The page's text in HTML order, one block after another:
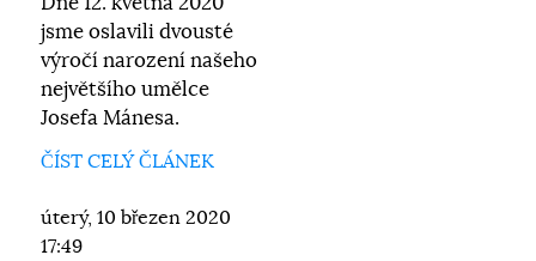
Dne 12. května 2020
jsme oslavili dvousté
výročí narození našeho
největšího umělce
Josefa Mánesa.
ČÍST CELÝ ČLÁNEK
úterý, 10 březen 2020
17:49